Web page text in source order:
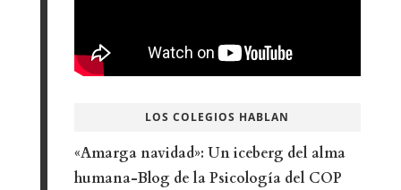
LOS COLEGIOS HABLAN
«Amarga navidad»: Un iceberg del alma
humana-Blog de la Psicología del COP